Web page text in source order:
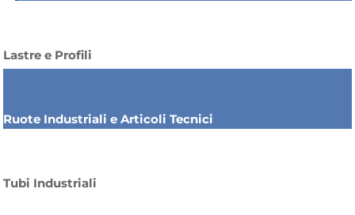
Lastre e Profili
Ruote Industriali e Articoli Tecnici
Tubi Industriali